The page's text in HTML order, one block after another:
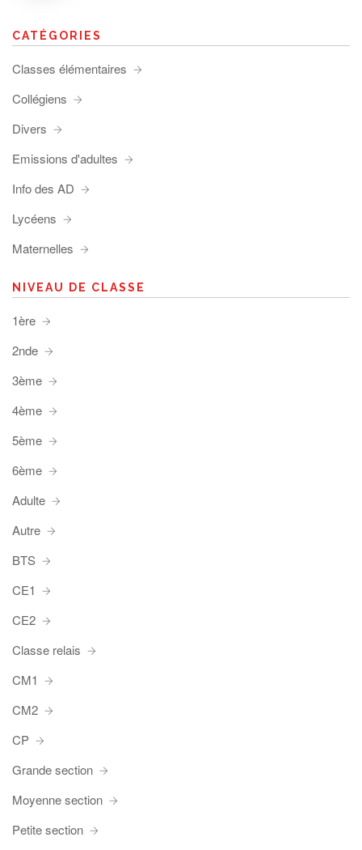
CATÉGORIES
Classes élémentaires
Collégiens
Divers
Emissions d'adultes
Info des AD
Lycéens
Maternelles
NIVEAU DE CLASSE
1ère
2nde
3ème
4ème
5ème
6ème
Adulte
Autre
BTS
CE1
CE2
Classe relais
CM1
CM2
CP
Grande section
Moyenne section
Petite section